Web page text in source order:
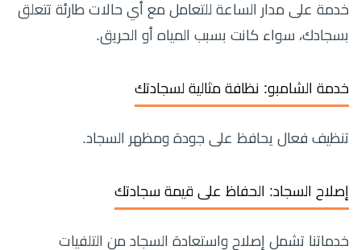
خدمة على مدار الساعة للتعامل مع أي حالات طارئة تتعلق
بسجادك، سواء كانت بسبب المياه أو الحريق.
خدمة الشامبو: نظافة مثالية لسجادتك
تنظيف فعال يحافظ على جودة ومظهر السجاد.
إصلاح السجاد: الحفاظ على قيمة سجادتك
خدماتنا تشمل إصلاح واستعادة السجاد من التلفيات